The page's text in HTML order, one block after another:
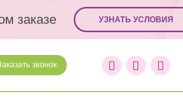
заказе УЗНАТЬ УСЛОВИЯ
звонок